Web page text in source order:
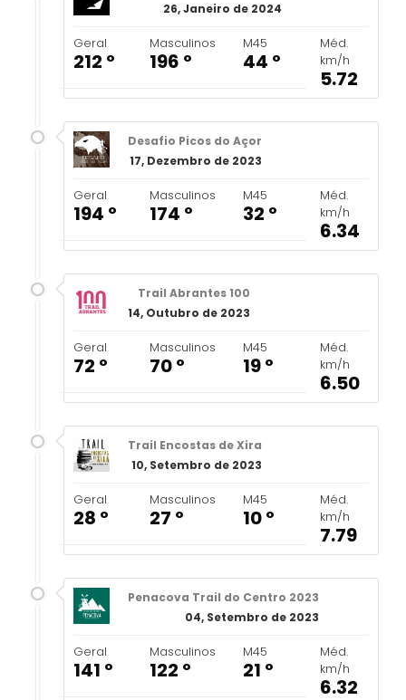
26, Janeiro de 2024
Geral
212 º
Masculinos
196 º
M45
44 º
Méd.
km/h
5.72
Desafio Picos do Açor
17, Dezembro de 2023
Geral
194 º
Masculinos
174 º
M45
32 º
Méd.
km/h
6.34
Trail Abrantes 100
14, Outubro de 2023
Geral
72 º
Masculinos
70 º
M45
19 º
Méd.
km/h
6.50
Trail Encostas de Xira
10, Setembro de 2023
Geral
28 º
Masculinos
27 º
M45
10 º
Méd.
km/h
7.79
Penacova Trail do Centro 2023
04, Setembro de 2023
Geral
141 º
Masculinos
122 º
M45
21 º
Méd.
km/h
6.32